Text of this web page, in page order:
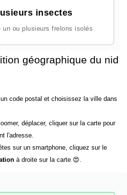
insectes
un ou plusieurs frelons isolés
géographique du nid
code postal et choisissez la ville dans
déplacer, cliquer sur la carte pour
l'adresse.
sur un smartphone, cliquez sur le
à droite sur la carte 😍.